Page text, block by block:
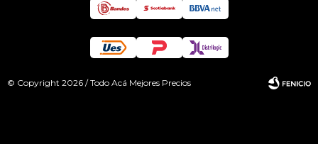
© Copyright 2026 / Todo Acá Mejores Precios